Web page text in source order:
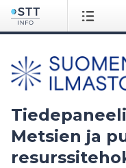
Metsien ja